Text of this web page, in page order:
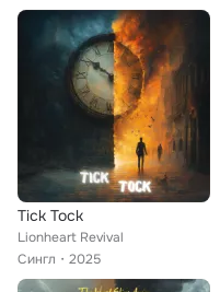
Tick Tock
Lionheart Revival
Сингл
2025